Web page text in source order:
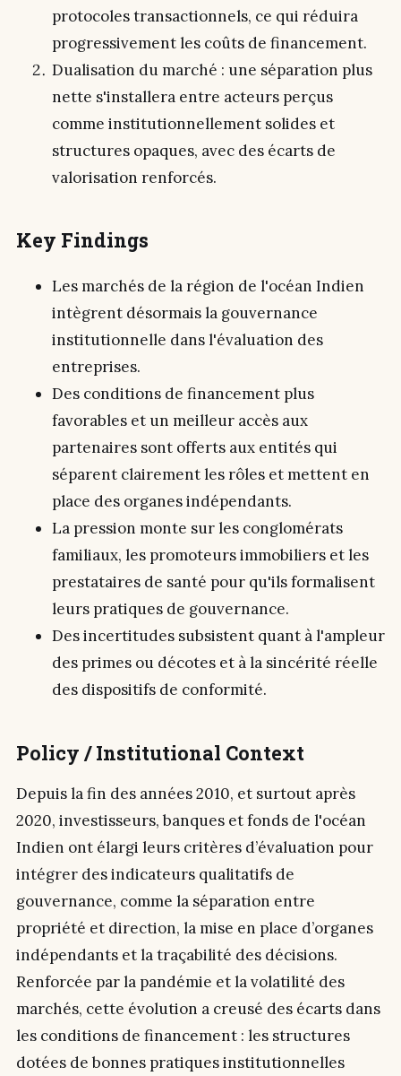
protocoles transactionnels, ce qui réduira
progressivement les coûts de financement.
Dualisation du marché : une séparation plus
nette s'installera entre acteurs perçus
comme institutionnellement solides et
structures opaques, avec des écarts de
valorisation renforcés.
Key Findings
Les marchés de la région de l'océan Indien
intègrent désormais la gouvernance
institutionnelle dans l'évaluation des
entreprises.
Des conditions de financement plus
favorables et un meilleur accès aux
partenaires sont offerts aux entités qui
séparent clairement les rôles et mettent en
place des organes indépendants.
La pression monte sur les conglomérats
familiaux, les promoteurs immobiliers et les
prestataires de santé pour qu'ils formalisent
leurs pratiques de gouvernance.
Des incertitudes subsistent quant à l'ampleur
des primes ou décotes et à la sincérité réelle
des dispositifs de conformité.
Policy / Institutional Context
Depuis la fin des années 2010, et surtout après
2020, investisseurs, banques et fonds de l'océan
Indien ont élargi leurs critères d’évaluation pour
intégrer des indicateurs qualitatifs de
gouvernance, comme la séparation entre
propriété et direction, la mise en place d’organes
indépendants et la traçabilité des décisions.
Renforcée par la pandémie et la volatilité des
marchés, cette évolution a creusé des écarts dans
les conditions de financement : les structures
dotées de bonnes pratiques institutionnelles